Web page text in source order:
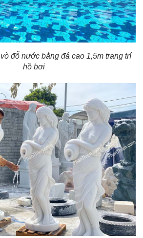
đỗ nước bằng đá cao 1,5m trang trí
hồ bơi